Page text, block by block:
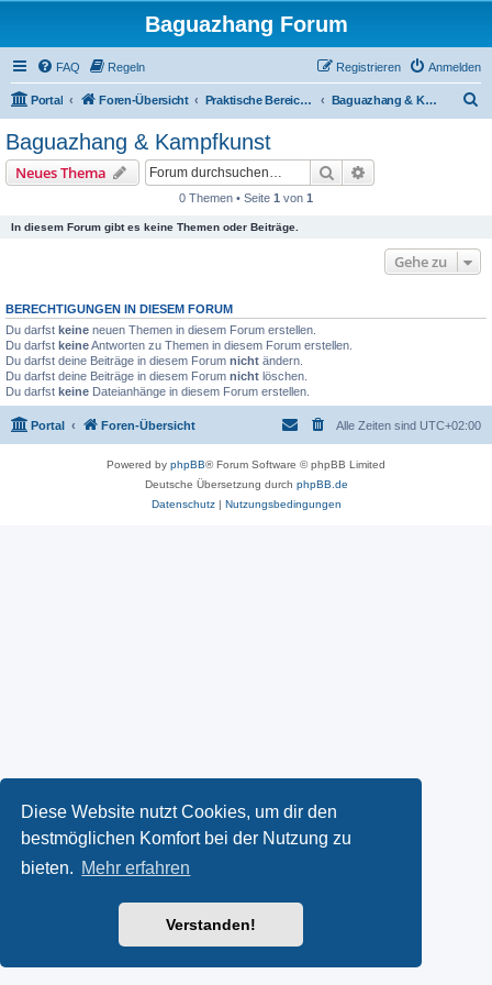
Diese Website nutzt Cookies, um dir den
bestmöglichen Komfort bei der Nutzung zu
bieten. Mehr erfahren
Verstanden!
Baguazhang Forum
FAQ Regeln Anmelden
Registrieren
Portal Foren-Übersicht Praktische Bereiche des Baguazhang Baguazhang & Kampfkunst
Baguazhang & Kampfkunst
Neues Thema Suche
0 Themen • Seite 1 von 1
In diesem Forum gibt es keine Themen oder Beiträge.
Gehe zu
BERECHTIGUNGEN IN DIESEM FORUM
Du darfst keine neuen Themen in diesem Forum erstellen.
Du darfst keineAntworten zu Themen in diesem Forum erstellen.
Du darfst deine Beiträge in diesem Forum nicht ändern.
Du darfst deine Beiträge in diesem Forum nicht löschen.
Du darfst keine Dateianhänge in diesem Forum erstellen.
Portal Foren-Übersicht Alle Zeiten sind UTC+02:00
Powered by phpBB® Forum Software © phpBB Limited
Deutsche Übersetzung durch phpBB.de
Datenschutz| Nutzungsbedingungen